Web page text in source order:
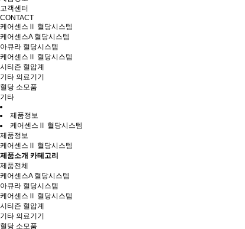
고객센터
CONTACT
케어센스Ⅱ 혈당시스템
케어센스A 혈당시스템
아큐라 혈당시스템
케어센스Ⅱ 혈당시스템
시티즌 혈압계
기타 의료기기
혈당 소모품
기타
제품정보
케어센스Ⅱ 혈당시스템
제품정보
케어센스Ⅱ 혈당시스템
제품소개 카테고리
제품전체
케어센스A 혈당시스템
아큐라 혈당시스템
케어센스Ⅱ 혈당시스템
시티즌 혈압계
기타 의료기기
혈당 소모품